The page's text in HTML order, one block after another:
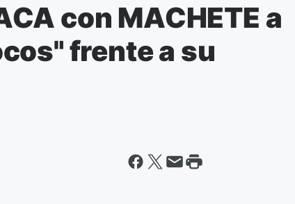
con MACHETE a
frente a su